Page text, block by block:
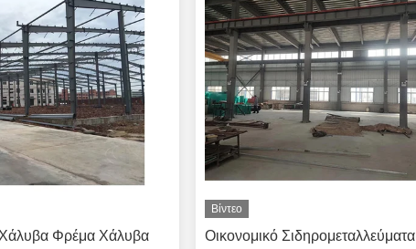
Φρέμα Χάλυβα
Βίντεο
Οικονομικό Σιδηρομεταλλεύματα